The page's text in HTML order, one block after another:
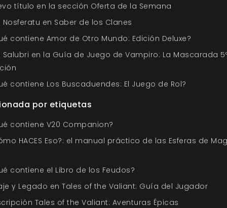
título en la sección Oferta de la Semana
Nosferatu en Saber de los Clanes
contiene Amor de Otro Mundo: Edición Deluxe?
Salubri en la Guía de Juego de Vampiro: La Mascarada
contiene Los Buscaduendes: El Juego de Rol?
por etiquetas
contiene V20 Companion?
HACES Eso?: el manual práctico de las Esferas de
contiene el Libro de los Feudos?
y Legado en Tales of the Valiant: Guía del Jugador
Tales of the Valiant: Aventuras Épicas